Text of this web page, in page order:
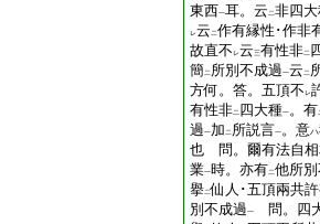
東西一耳。云 二非四
レ云 二作有縁性･作非
故直不 レ云三有性非二
簡二 所別不成過一云 二
方何。答。五頂不 レ
有性非二 四大種一。有
過一加 二 所説言一。意ハ
也 問。爾有法自相
業一時。亦有二他所
擧二仙人･五頂兩共
別不成過一
問。四